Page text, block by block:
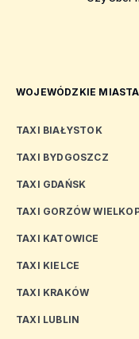
WOJEWÓDZKIE MIASTA
TAXI BIAŁYSTOK
TAXI BYDGOSZCZ
TAXI GDAŃSK
TAXI GORZÓW
TAXI KATOWICE
TAXI KIELCE
TAXI KRAKÓW
TAXI LUBLIN